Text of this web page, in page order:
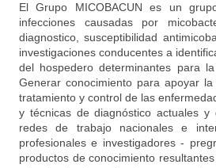
El Grupo MICOBACUN es un
infecciones causadas por
diagnostico, susceptibilidad
investigaciones conducentes a
del hospedero determinantes para
Generar conocimiento para apoyar
tratamiento y control de las
y técnicas de diagnóstico actuales
redes de trabajo nacionales e
profesionales e investigadores -
productos de conocimiento